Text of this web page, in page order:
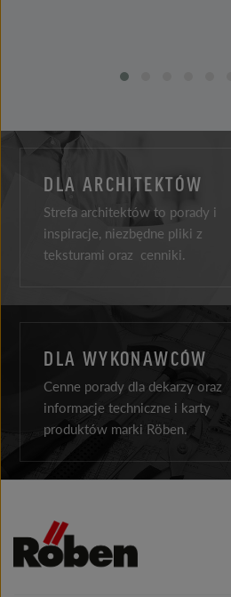
DLA ARCHITEKTÓW
Strefa architektów to porady i
inspiracje, niezbędne pliki z
teksturami oraz cenniki.
DLA WYKONAWCÓW
Cenne porady dla dekarzy oraz
informacje techniczne i karty
produktów marki Röben.